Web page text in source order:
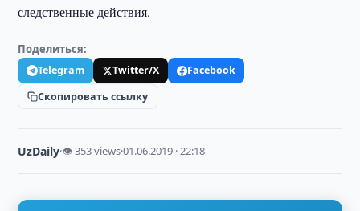
следственные действия.
Поделиться:
Telegram Twitter/X
Facebook
Скопировать ссылку
UzDaily·👁 353 views·01.06.2019 · 22:18